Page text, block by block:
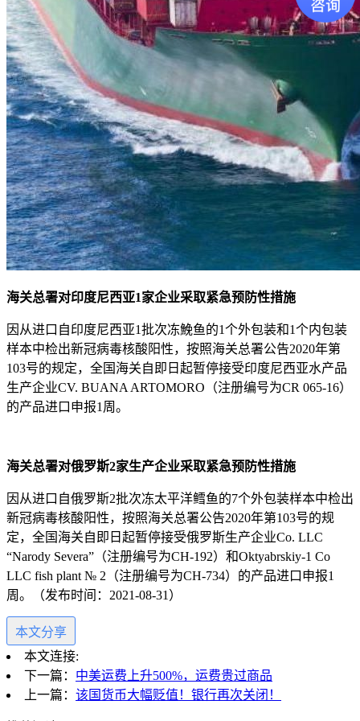
海关总署对印度尼西亚1家企业采取紧急预防性措施
因从进口自印度尼西亚1批次冻鮸鱼的1个外包装和1个内包装
样本中检出新冠病毒核酸阳性，按照海关总署公告2020年第
103号的规定，全国海关自即日起暂停接受印度尼西亚水产品
生产企业CV. BUANA ARTOMORO（注册编号为CR 065-16）
的产品进口申报1周。
海关总署对俄罗斯2家生产企业采取紧急预防性措施
因从进口自俄罗斯2批次冻太平洋鳕鱼的7个外包装样本中检出
新冠病毒核酸阳性，按照海关总署公告2020年第103号的规
定，全国海关自即日起暂停接受俄罗斯生产企业Cо. LLC
“Narody Severa”（注册编号为CH-192）和Oktyabrskiy-1 Co
LLC fish plant № 2（注册编号为CH-734）的产品进口申报1
周。（发布时间：2021-08-31）
本文分享
本文连接:
下一篇： 中美运费上升500%，运费贵过商品
上一篇： 该国货币大幅贬值！银行再次关闭！